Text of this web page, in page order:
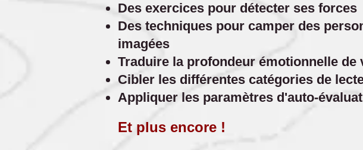
Des exercices pour détecter ses forces
Des techniques pour camper des
imagées
Traduire la profondeur émotionnelle de
Cibler les différentes catégories de
Appliquer les paramètres d'auto-
Et plus encore !